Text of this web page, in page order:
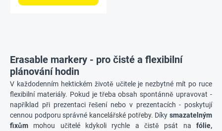
Erasable markery - pro čisté a flexibilní
plánování hodin
V každodenním hektickém životě učitele je nezbytné mít po ruce
flexibilní materiály. Pokud je třeba obsah spontánně upravovat -
například při prezentaci řešení nebo v prezentacích - poskytují
cennou podporu správné kancelářské potřeby. Díkysmazatelným
fixům mohou učitelé kdykoli rychle a čistě psát na fólie,